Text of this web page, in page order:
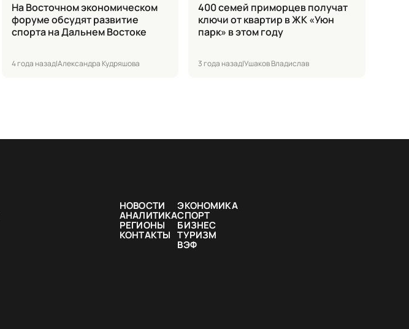
на Восточном экономическом
форуме обсудят развитие
спорта на Дальнем Востоке
4 года назад|Александра Кудряшова
400 семей приморцев получат
ключи от квартир в ЖК «Уюн
парк» в этом году
3 года назад|Ушаков Владислав
НОВОСТИ
АНАЛИТИКА
РЕГИОНЫ
КОНТАКТЫ
ЭКОНОМИКА
СПОРТ
БИЗНЕС
ТУРИЗМ
ВЭФ